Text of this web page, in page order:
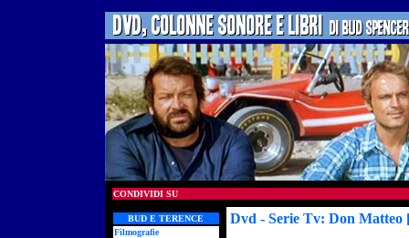
CONDIVIDI SU
BUD E TERENCE
Filmografie
Dvd - Serie Tv: Don Matteo